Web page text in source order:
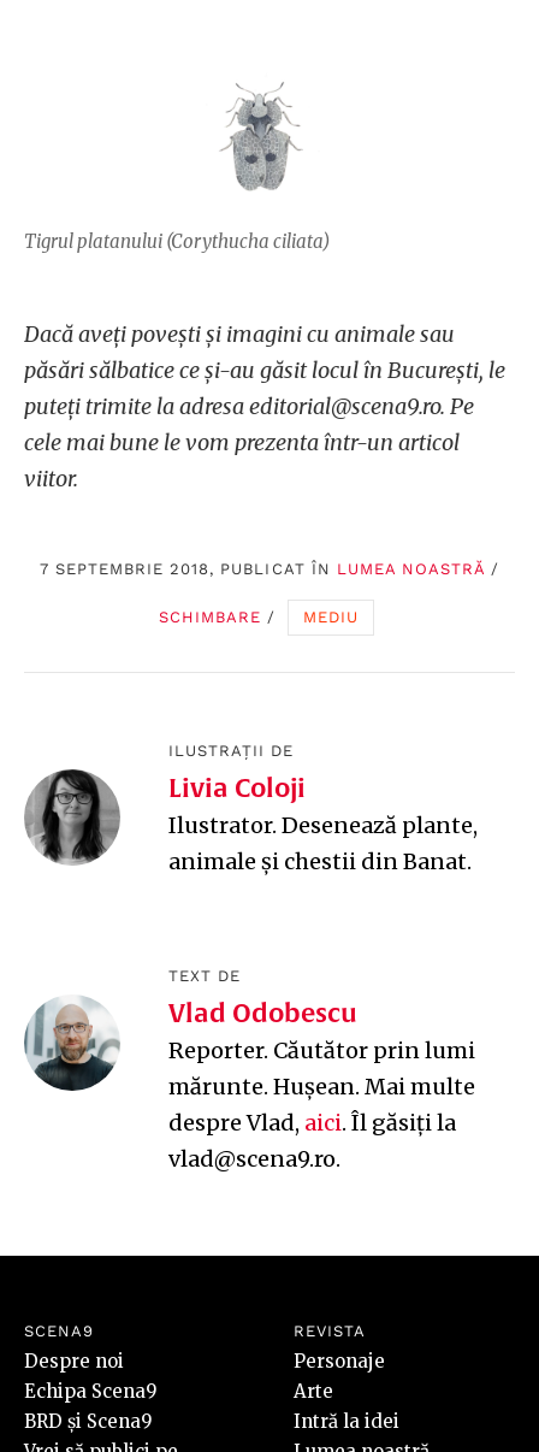
Tigrul platanului (Corythucha ciliata)
Dacă aveți povești și imagini cu animale sau
păsări sălbatice ce și-au găsit locul în București, le
puteți trimite la adresa editorial@scena9.ro. Pe
cele mai bune le vom prezenta într-un articol
viitor.
7 SEPTEMBRIE 2018, PUBLICAT ÎN LUMEA NOASTRĂ /
SCHIMBARE / MEDIU
ILUSTRAȚII DE
Livia Coloji
Ilustrator. Desenează plante,
animale și chestii din Banat.
TEXT DE
Vlad Odobescu
Reporter. Căutător prin lumi
mărunte. Hușean. Mai multe
despre Vlad, aici. Îl găsiți la
vlad@scena9.ro.
SCENA9
Despre noi
Echipa Scena9
BRD și Scena9
REVISTA
Personaje
Arte
Intră la idei